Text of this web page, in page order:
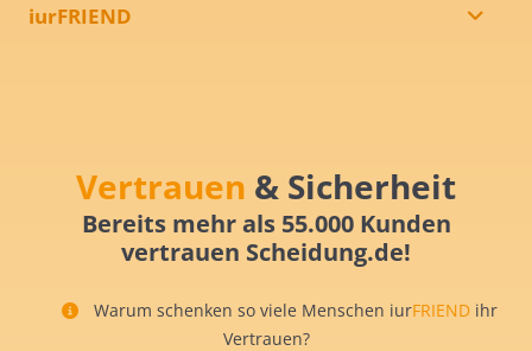
iurFRIEND
Vertrauen & Sicherheit
Bereits mehr als 55.000 Kunden
vertrauen Scheidung.de!
Warum schenken so viele Menschen iurFRIEND ihr
Vertrauen?